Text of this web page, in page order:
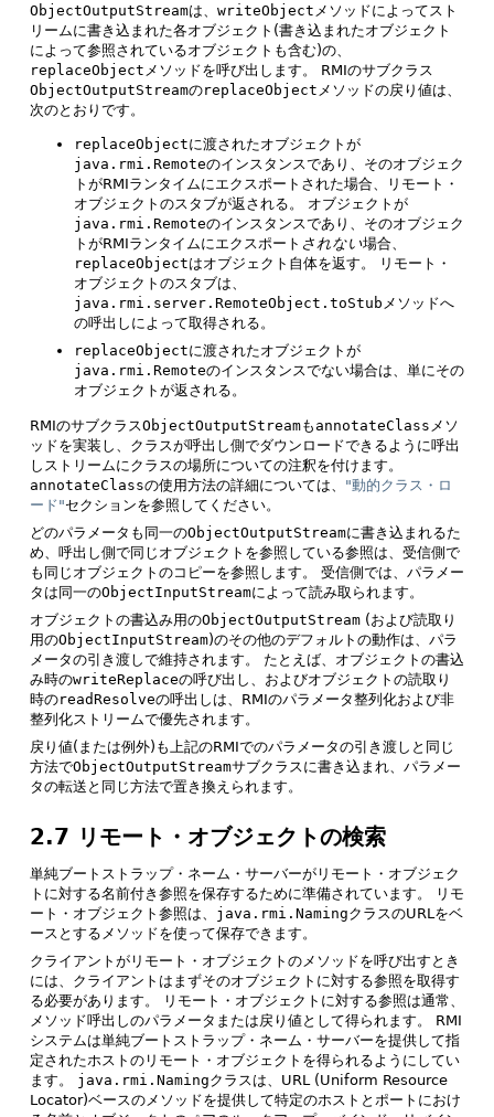
ObjectOutputStreamは、 writeObject メソッドによってスト
リームに書き込まれた各オブジェクト(書き込まれたオブジェクト
によって参照されているオブジェクトも含む)の、
replaceObject メソッドを呼び出します。
RMIのサブクラス
ObjectOutputStreamのreplaceObject メソッドの戻り値は、
次のとおりです。
replaceObjectに渡されたオブジェクトが
java.rmi.Remoteのインスタンスであり、そのオブジェク
トがRMIランタイムにエクスポートされた場合、リモート・
オブジェクトのスタブが返される。
オブジェクトが
java.rmi.Remoteのインスタンスであり、そのオブジェク
トがRMIランタイムにエクスポート されない場合、
replaceObjectはオブジェクト自体を返す。
リモート・
オブジェクトのスタブは、
java.rmi.server.RemoteObject.toStub メソッドへ
の呼出しによって取得される。
replaceObjectに渡されたオブジェクトが
java.rmi.Remoteのインスタンスでない場合は、単にその
オブジェクトが返される。
RMIのサブクラスObjectOutputStreamも annotateClass メソ
ッドを実装し、クラスが呼出し側でダウンロードできるように呼出
しストリームにクラスの場所についての注釈を付けます。
annotateClassの使用方法の詳細については、 "動的クラス・ロ
ード"セクションを参照してください。
どのパラメータも同一のObjectOutputStreamに書き込まれるた
め、呼出し側で同じオブジェクトを参照している参照は、受信側で
も同じオブジェクトのコピーを参照します。
受信側では、パラメー
タは同一のObjectInputStreamによって読み取られます。
オブジェクトの書込み用のObjectOutputStream(および読取り
用のObjectInputStream)のその他のデフォルトの動作は、パラ
メータの引き渡しで維持されます。
たとえば、オブジェクトの書込
み時のwriteReplaceの呼び出し、およびオブジェクトの読取り
時のreadResolveの呼出しは、RMIのパラメータ整列化および非
整列化ストリームで優先されます。
戻り値(または例外)も上記のRMIでのパラメータの引き渡しと同じ
方法でObjectOutputStreamサブクラスに書き込まれ、パラメー
タの転送と同じ方法で置き換えられます。
2.7 リモート・オブジェクトの検索
単純ブートストラップ・ネーム・サーバーがリモート・オブジェク
トに対する名前付き参照を保存するために準備されています。
リモ
ート・オブジェクト参照は、 java.rmi.NamingクラスのURLをベ
ースとするメソッドを使って保存できます。
クライアントがリモート・オブジェクトのメソッドを呼び出すとき
には、クライアントはまずそのオブジェクトに対する参照を取得す
る必要があります。
リモート・オブジェクトに対する参照は通常、
メソッド呼出しのパラメータまたは戻り値として得られます。
RMI
システムは単純ブートストラップ・ネーム・サーバーを提供して指
定されたホストのリモート・オブジェクトを得られるようにしてい
ます。
java.rmi.Namingクラスは、URL (Uniform Resource
Locator)ベースのメソッドを提供して特定のホストとポートにおけ